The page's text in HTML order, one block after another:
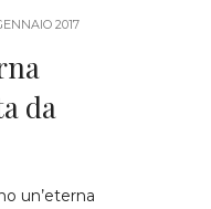
2017
da
un’eterna